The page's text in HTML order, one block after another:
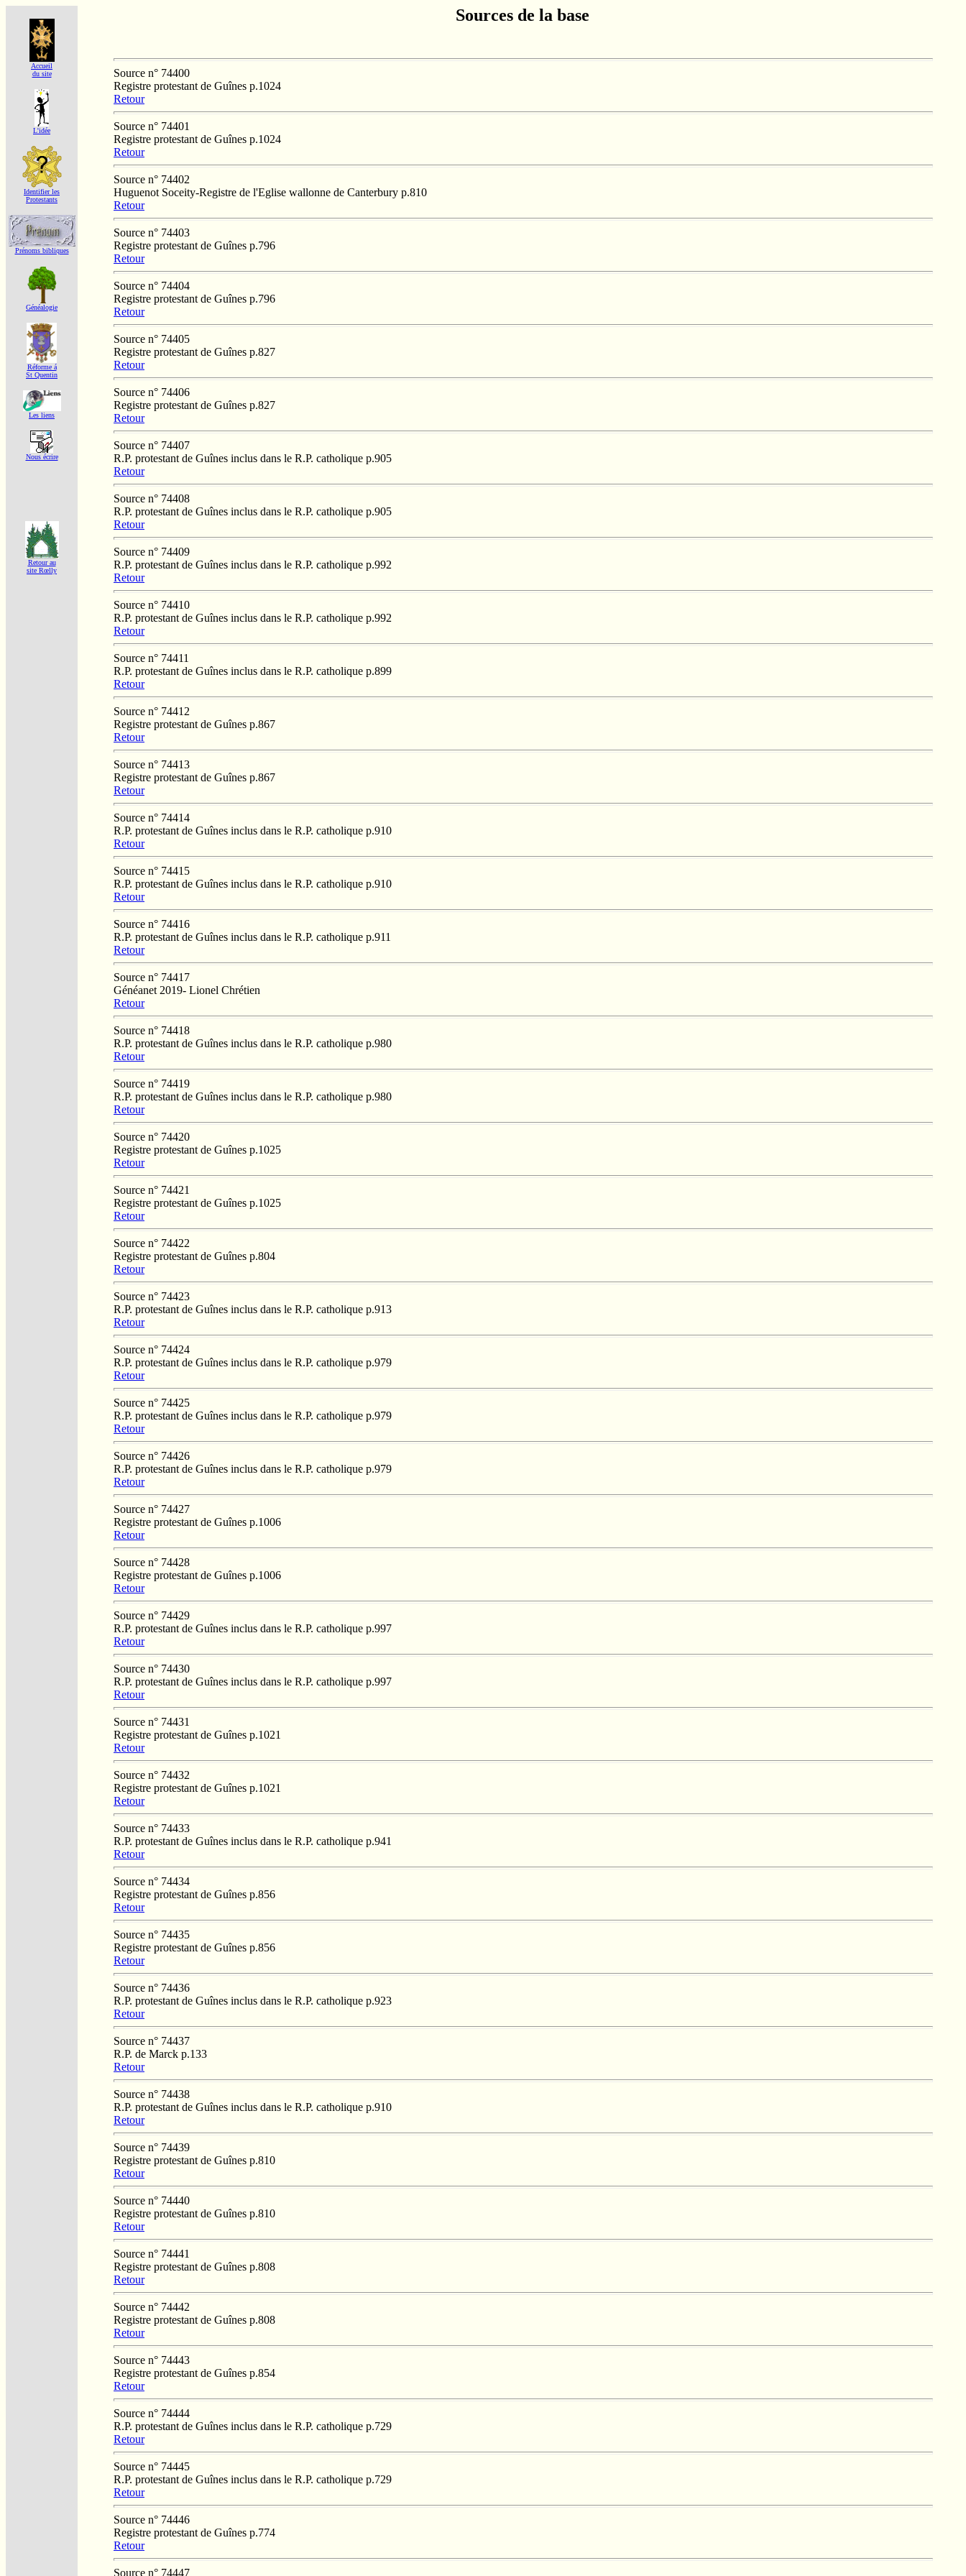
Accueil
du site
L'idée
Identifier les
Protestants
Prénoms bibliques
Généalogie
Réforme á
St Quentin
Les liens
Nous écrire
Retour au
site Rœlly
Sources de la base
Source n° 74400
Registre protestant de Guînes p.1024
Retour
Source n° 74401
Registre protestant de Guînes p.1024
Retour
Source n° 74402
Huguenot Soceity-Registre de l'Eglise wallonne de Canterbury p.810
Retour
Source n° 74403
Registre protestant de Guînes p.796
Retour
Source n° 74404
Registre protestant de Guînes p.796
Retour
Source n° 74405
Registre protestant de Guînes p.827
Retour
Source n° 74406
Registre protestant de Guînes p.827
Retour
Source n° 74407
R.P. protestant de Guînes inclus dans le R.P. catholique p.905
Retour
Source n° 74408
R.P. protestant de Guînes inclus dans le R.P. catholique p.905
Retour
Source n° 74409
R.P. protestant de Guînes inclus dans le R.P. catholique p.992
Retour
Source n° 74410
R.P. protestant de Guînes inclus dans le R.P. catholique p.992
Retour
Source n° 74411
R.P. protestant de Guînes inclus dans le R.P. catholique p.899
Retour
Source n° 74412
Registre protestant de Guînes p.867
Retour
Source n° 74413
Registre protestant de Guînes p.867
Retour
Source n° 74414
R.P. protestant de Guînes inclus dans le R.P. catholique p.910
Retour
Source n° 74415
R.P. protestant de Guînes inclus dans le R.P. catholique p.910
Retour
Source n° 74416
R.P. protestant de Guînes inclus dans le R.P. catholique p.911
Retour
Source n° 74417
Généanet 2019- Lionel Chrétien
Retour
Source n° 74418
R.P. protestant de Guînes inclus dans le R.P. catholique p.980
Retour
Source n° 74419
R.P. protestant de Guînes inclus dans le R.P. catholique p.980
Retour
Source n° 74420
Registre protestant de Guînes p.1025
Retour
Source n° 74421
Registre protestant de Guînes p.1025
Retour
Source n° 74422
Registre protestant de Guînes p.804
Retour
Source n° 74423
R.P. protestant de Guînes inclus dans le R.P. catholique p.913
Retour
Source n° 74424
R.P. protestant de Guînes inclus dans le R.P. catholique p.979
Retour
Source n° 74425
R.P. protestant de Guînes inclus dans le R.P. catholique p.979
Retour
Source n° 74426
R.P. protestant de Guînes inclus dans le R.P. catholique p.979
Retour
Source n° 74427
Registre protestant de Guînes p.1006
Retour
Source n° 74428
Registre protestant de Guînes p.1006
Retour
Source n° 74429
R.P. protestant de Guînes inclus dans le R.P. catholique p.997
Retour
Source n° 74430
R.P. protestant de Guînes inclus dans le R.P. catholique p.997
Retour
Source n° 74431
Registre protestant de Guînes p.1021
Retour
Source n° 74432
Registre protestant de Guînes p.1021
Retour
Source n° 74433
R.P. protestant de Guînes inclus dans le R.P. catholique p.941
Retour
Source n° 74434
Registre protestant de Guînes p.856
Retour
Source n° 74435
Registre protestant de Guînes p.856
Retour
Source n° 74436
R.P. protestant de Guînes inclus dans le R.P. catholique p.923
Retour
Source n° 74437
R.P. de Marck p.133
Retour
Source n° 74438
R.P. protestant de Guînes inclus dans le R.P. catholique p.910
Retour
Source n° 74439
Registre protestant de Guînes p.810
Retour
Source n° 74440
Registre protestant de Guînes p.810
Retour
Source n° 74441
Registre protestant de Guînes p.808
Retour
Source n° 74442
Registre protestant de Guînes p.808
Retour
Source n° 74443
Registre protestant de Guînes p.854
Retour
Source n° 74444
R.P. protestant de Guînes inclus dans le R.P. catholique p.729
Retour
Source n° 74445
R.P. protestant de Guînes inclus dans le R.P. catholique p.729
Retour
Source n° 74446
Registre protestant de Guînes p.774
Retour
Source n° 74447